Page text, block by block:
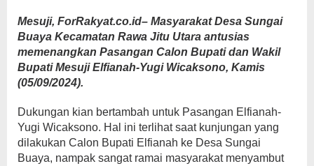
Mesuji, ForRakyat.co.id– Masyarakat Desa Sungai
Buaya Kecamatan Rawa Jitu Utara antusias
memenangkan Pasangan Calon Bupati dan Wakil
Bupati Mesuji Elfianah-Yugi Wicaksono, Kamis
(05/09/2024).
Dukungan kian bertambah untuk Pasangan Elfianah-
Yugi Wicaksono. Hal ini terlihat saat kunjungan yang
dilakukan Calon Bupati Elfianah ke Desa Sungai
Buaya, nampak sangat ramai masyarakat menyambut